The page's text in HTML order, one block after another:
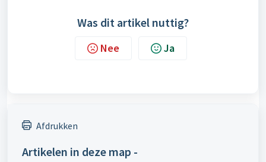
Was dit artikel nuttig?
Nee Ja
Afdrukken
Artikelen in deze map -